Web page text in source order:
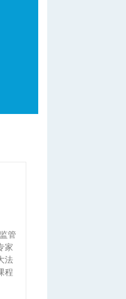
管
家
法
程